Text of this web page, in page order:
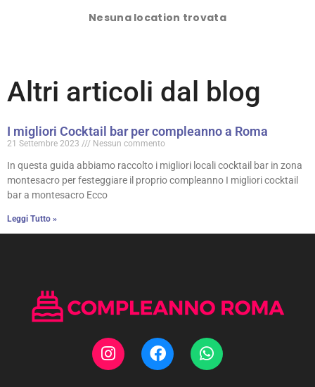
Nesuna location trovata
Altri articoli dal blog
I migliori Cocktail bar per compleanno a Roma
21 Settembre 2023 Nessun commento
In questa guida abbiamo raccolto i migliori locali cocktail bar in zona
montesacro per festeggiare il proprio compleanno I migliori cocktail
bar a montesacro Ecco
Leggi Tutto »